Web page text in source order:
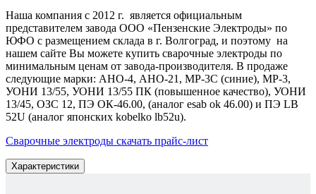
Наша компания с 2012 г. является официальным
представителем завода ООО «Пензенские Электроды» по
ЮФО с размещением склада в г. Волгоград, и поэтому на
нашем сайте Вы можете купить сварочные электроды по
минимальным ценам от завода-производителя. В продаже
следующие марки: АНО-4, АНО-21, МР-3С (синие), МР-3,
УОНИ 13/55, УОНИ 13/55 ПК (повышенное качество), УОНИ
13/45, ОЗС 12, ПЭ ОК-46.00, (аналог esab ok 46.00) и ПЭ LB
52U (аналог японских kobelko lb52u).
Сварочные электроды скачать прайс-лист
Характеристики